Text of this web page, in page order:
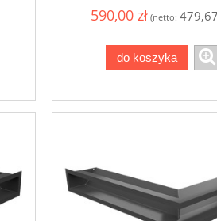
590,00 zł (netto:
do koszyka